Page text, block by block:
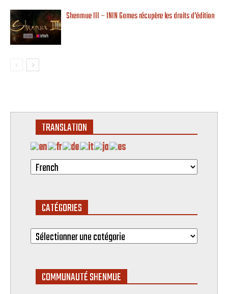
Shenmue III – ININ Games récupère les droits d’édition
TRANSLATION
CATÉGORIES
Catégories
COMMUNAUTÉ SHENMUE